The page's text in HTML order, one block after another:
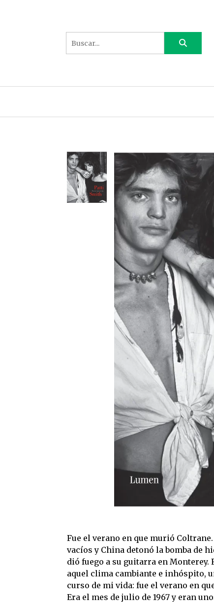
Fue el verano en que murió
vacíos y China detonó la bomba de
dió fuego a su guitarra en Monterey.
aquel clima cambiante e inhóspito,
curso de mi vida: fue el verano en
Era el mes de julio de 1967 y eran